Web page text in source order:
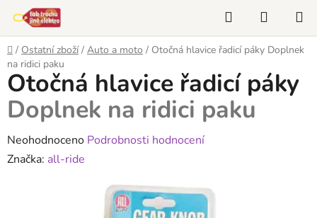
obsah
Hledat
KOŠÍK
Domů
/ Ostatní zboží / Auto a moto / Otočná hlavice řadicí páky Doplnek
na ridici paku
Otočná hlavice řadicí páky
Doplnek na ridici paku
Průměrné
hodnocení
Neohodnoceno Podrobnosti hodnocení
Značka: all-ride